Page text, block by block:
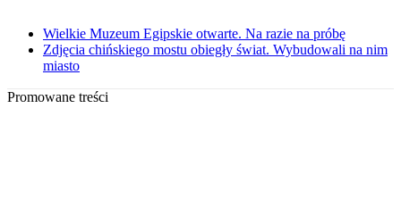
Wielkie Muzeum Egipskie otwarte. Na razie na próbę
Zdjęcia chińskiego mostu obiegły świat. Wybudowali na nim
miasto
Promowane treści